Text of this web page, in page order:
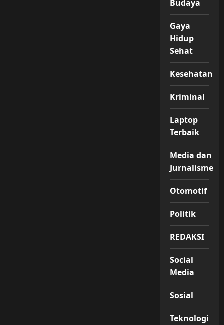
Budaya
Gaya
Hidup
Sehat
Kesehatan
Kriminal
Laptop
Terbaik
Media dan
Jurnalisme
Otomotif
Politik
REDAKSI
Social
Media
Sosial
Teknologi